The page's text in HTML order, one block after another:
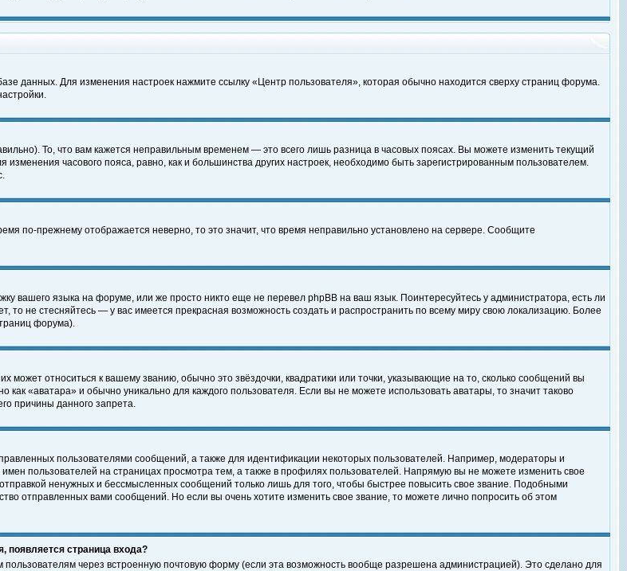
данных. Для изменения настроек нажмите ссылку «Центр пользователя», которая обычно находится сверху страниц форума.
То, что вам кажется неправильным временем — это всего лишь разница в часовых поясах. Вы можете изменить текущий
часового пояса, равно, как и большинства других настроек, необходимо быть зарегистрированным пользователем.
по-прежнему отображается неверно, то это значит, что время неправильно установлено на сервере. Сообщите
вашего языка на форуме, или же просто никто еще не перевел phpBB на ваш язык. Поинтересуйтесь у администратора, есть ли
то не стесняйтесь — у вас имеется прекрасная возможность создать и распространить по всему миру свою локализацию. Более
форума).
может относиться к вашему званию, обычно это звёздочки, квадратики или точки, указывающие на то, сколько сообщений вы
«аватара» и обычно уникально для каждого пользователя. Если вы не можете использовать аватары, то значит таково
причины данного запрета.
пользователями сообщений, а также для идентификации некоторых пользователей. Например, модераторы и
пользователей на страницах просмотра тем, а также в профилях пользователей. Напрямую вы не можете изменить свое
ненужных и бессмысленных сообщений только лишь для того, чтобы быстрее повысить свое звание. Подобными
отправленных вами сообщений. Но если вы очень хотите изменить свое звание, то можете лично попросить об этом
появляется страница входа?
пользователям через встроенную почтовую форму (если эта возможность вообще разрешена администрацией). Это сделано для